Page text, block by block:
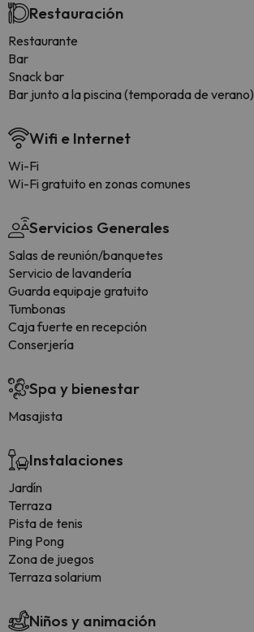
Restauración
Restaurante
Bar
Snack bar
Bar junto a la piscina (temporada de verano)
Wifi e Internet
Wi-Fi
Wi-Fi gratuito en zonas comunes
Servicios Generales
Salas de reunión/banquetes
Servicio de lavandería
Guarda equipaje gratuito
Tumbonas
Caja fuerte en recepción
Conserjería
Spa y bienestar
Masajista
Instalaciones
Jardín
Terraza
Pista de tenis
Ping Pong
Zona de juegos
Terraza solarium
Niños y animación